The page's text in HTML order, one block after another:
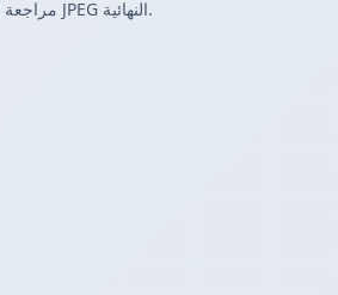
مراجعة الجدول أولاً ثم تصدير نتيجة JPEG النهائية.